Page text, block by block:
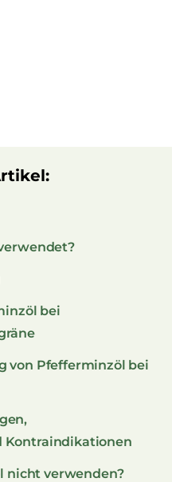
bei
von Pfefferminzöl bei
Kontraindikationen
nicht verwenden?